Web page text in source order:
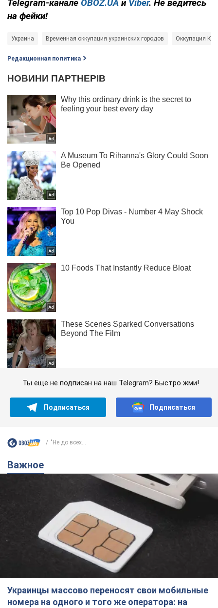
Telegram-канале OBOZ.UA и Viber. Не ведитесь
на фейки!
Украина Временная оккупация украинских городов Оккупация
Редакционная политика
Ты еще не подписан на наш Telegram? Быстро жми!
Подписаться Подписаться
"Не до всех...
Важное
Украинцы массово переносят свои мобильные
номера на одного и того же оператора: на